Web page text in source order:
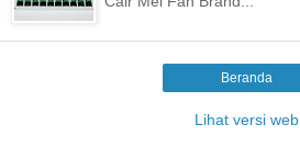
Beranda
Lihat versi web